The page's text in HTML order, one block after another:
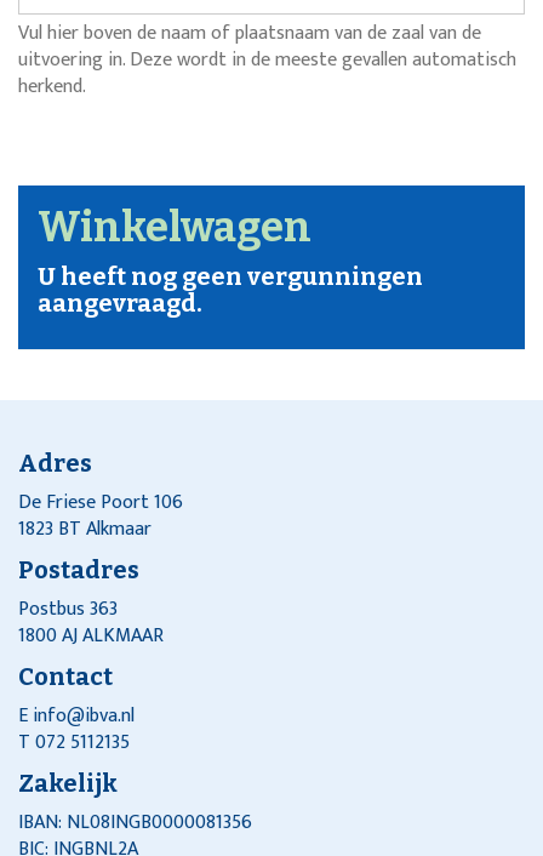
Vul hier boven de naam of plaatsnaam van de zaal van de
uitvoering in. Deze wordt in de meeste gevallen automatisch
herkend.
Winkelwagen
U heeft nog geen vergunningen
aangevraagd.
Adres
De Friese Poort 106
1823 BT Alkmaar
Postadres
Postbus 363
1800 AJ ALKMAAR
Contact
Einfo@ibva.nl
T 072 5112135
Zakelijk
IBAN: NL08INGB0000081356